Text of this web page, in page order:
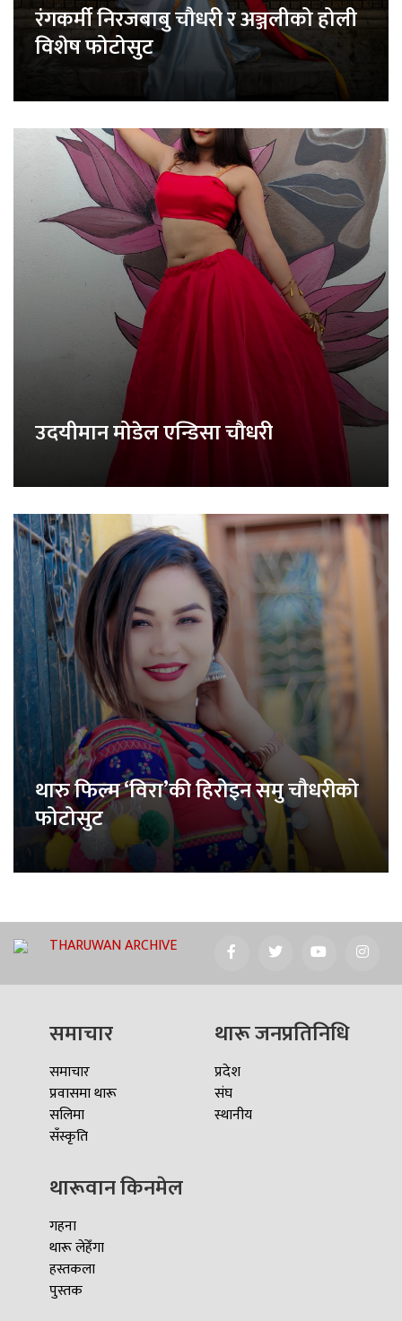
रंगकर्मी निरजबाबु चौधरी र अञ्जलीको होली
विशेष फोटोसुट
उदयीमान मोडेल एन्डिसा चौधरी
थारु फिल्म ‘विरा’की हिरोइन समु चौधरीको
फोटोसुट
THARUWAN ARCHIVE
समाचार
समाचार
प्रवासमा थारू
सलिमा
सँस्कृति
थारू जनप्रतिनिधि
प्रदेश
संघ
स्थानीय
थारूवान किनमेल
गहना
थारू लेहेँगा
हस्तकला
पुस्तक